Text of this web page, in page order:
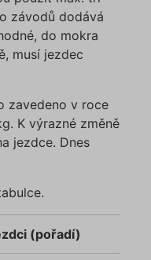
závodů dodává
do mokra
musí jezdec
zavedeno v roce
K výrazné změně
jezdce. Dnes
(pořadí)
Tento soubor cookie používáme pro
testování.
Tento soubor cookie používáme pro
správnou funkčnost CRM a
záznamů bez dalšího detailu o relaci
správnou funkčnost CRM a
záznamů bez dalšího detailu o relaci
uživatele.
Tento soubor cookie používá služba
Cookie-Script.com fungoval správně.
Google reCAPTCHA nastaví při
potřebný soubor cookie
účelem provedení analýzy rizik.